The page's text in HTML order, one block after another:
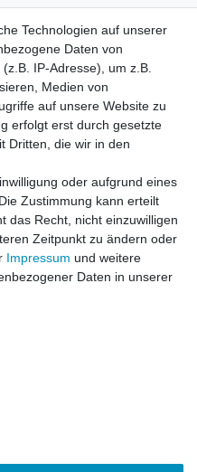
Technologien auf unserer
Daten von
IP-Adresse), um z.B.
Medien von
auf unsere Website zu
erfolgt erst durch gesetzte
Dritten, die wir in den
oder aufgrund eines
Zustimmung kann erteilt
das Recht, nicht einzuwilligen
Zeitpunkt zu ändern oder
Impressum und weitere
Daten in unserer